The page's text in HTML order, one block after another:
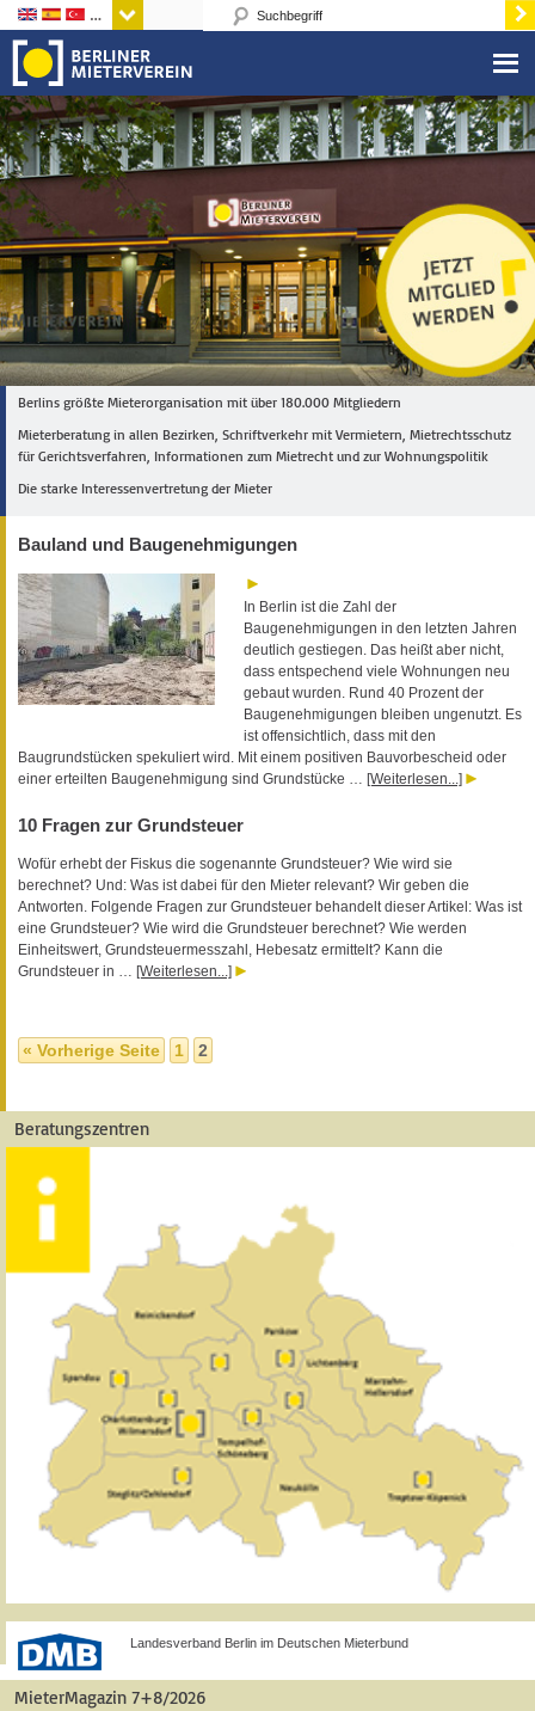
Sprachen
Berlins größte Mieterorganisation mit über 180.000 Mitgliedern
Mieterberatung in allen Bezirken, Schriftverkehr mit Vermietern, Mietrechtsschutz
für Gerichtsverfahren, Informationen zum Mietrecht und zur Wohnungspolitik
Die starke Interessenvertretung der Mieter
Bauland und Baugenehmigungen
In Berlin ist die Zahl der
Baugenehmigungen in den letzten Jahren
deutlich gestiegen. Das heißt aber nicht,
dass entspechend viele Wohnungen neu
gebaut wurden. Rund 40 Prozent der
Baugenehmigungen bleiben ungenutzt. Es
ist offensichtlich, dass mit den
Baugrundstücken spekuliert wird. Mit einem positiven Bauvorbescheid oder
einer erteilten Baugenehmigung sind Grundstücke … [Weiterlesen...]
10 Fragen zur Grundsteuer
Wofür erhebt der Fiskus die sogenannte Grundsteuer? Wie wird sie
berechnet? Und: Was ist dabei für den Mieter relevant? Wir geben die
Antworten. Folgende Fragen zur Grundsteuer behandelt dieser Artikel: Was ist
eine Grundsteuer? Wie wird die Grundsteuer berechnet? Wie werden
Einheitswert, Grundsteuermesszahl, Hebesatz ermittelt? Kann die
Grundsteuer in … [Weiterlesen...]
« Vorherige Seite 1 2
Beratungszentren
Landesverband Berlin im Deutschen Mieterbund
MieterMagazin 7+8/2026